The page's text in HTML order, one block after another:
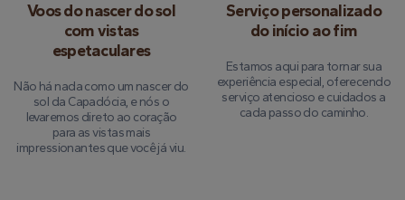
Voos do nascer do sol
com vistas
espetaculares
Não há nada como um nascer do
sol da Capadócia, e nós o
levaremos direto ao coração
para as vistas mais
impressionantes que você já viu.
Serviço personalizado
do início ao fim
Estamos aqui para tornar sua
experiência especial, oferecendo
serviço atencioso e cuidados a
cada passo do caminho.